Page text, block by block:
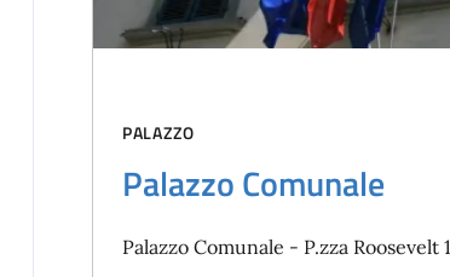
PALAZZO
Palazzo Comunale
Palazzo Comunale - P.zza Roosevelt 1